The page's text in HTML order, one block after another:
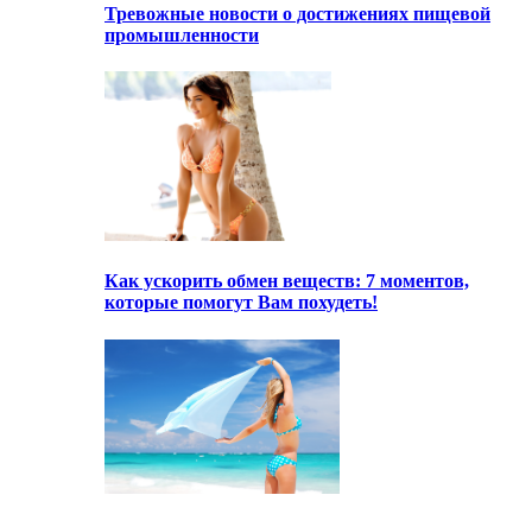
Тревожные новости о достижениях пищевой
промышленности
Как ускорить обмен веществ: 7 моментов,
которые помогут Вам похудеть!